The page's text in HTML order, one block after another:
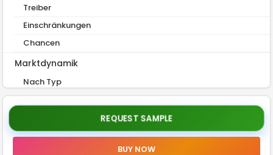
Treiber
Einschränkungen
Chancen
Marktdynamik
Nach Typ
Nach Anwendung
Wettbewerbslandschaft
REQUEST SAMPLE
BUY NOW